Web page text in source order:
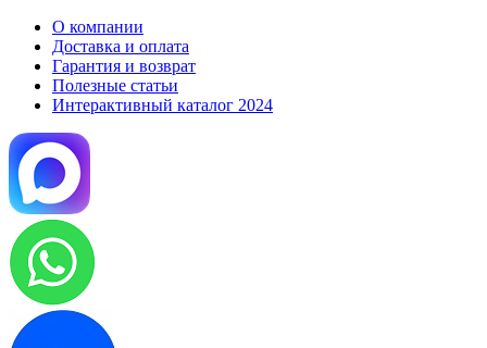
О компании
Доставка и оплата
Гарантия и возврат
Полезные статьи
Интерактивный каталог 2024